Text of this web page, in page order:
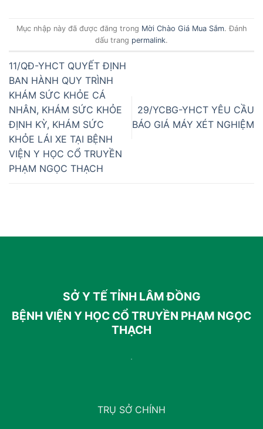
Mục nhập này đã được đăng trong Mời Chào Giá Mua Sắm. Đánh
dấu trang permalink.
11/QĐ-YHCT QUYẾT ĐỊNH
BAN HÀNH QUY TRÌNH
KHÁM SỨC KHỎE CÁ
NHÂN, KHÁM SỨC KHỎE
ĐỊNH KỲ, KHÁM SỨC
KHỎE LÁI XE TẠI BỆNH
VIỆN Y HỌC CỔ TRUYỀN
PHẠM NGỌC THẠCH
29/YCBG-YHCT YÊU CẦU
BÁO GIÁ MÁY XÉT NGHIỆM
SỞ Y TẾ TỈNH LÂM ĐỒNG
BỆNH VIỆN Y HỌC CỔ TRUYỀN PHẠM NGỌC
THẠCH
TRỤ SỞ CHÍNH